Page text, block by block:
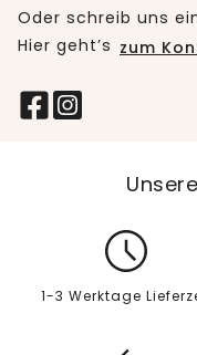
Oder schreib uns
Hier geht’s zum
1-3 Werktage